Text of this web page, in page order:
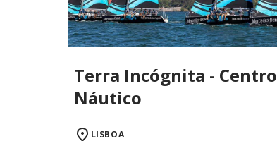
Terra Incógnita - Centro
Náutico
LISBOA